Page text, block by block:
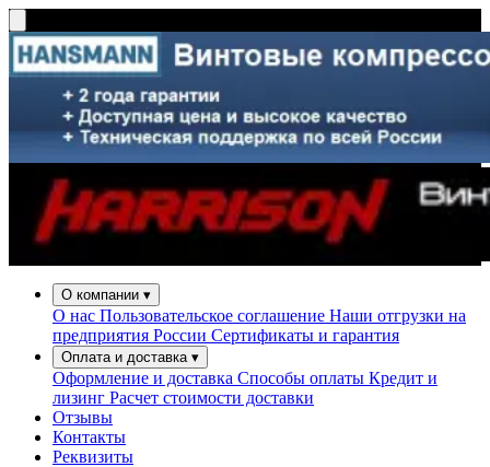
О компании ▾
О нас Пользовательское соглашение Наши отгрузки на
предприятия России Сертификаты и гарантия
Оплата и доставка ▾
Оформление и доставка Способы оплаты Кредит и
лизинг Расчет стоимости доставки
Отзывы
Контакты
Реквизиты